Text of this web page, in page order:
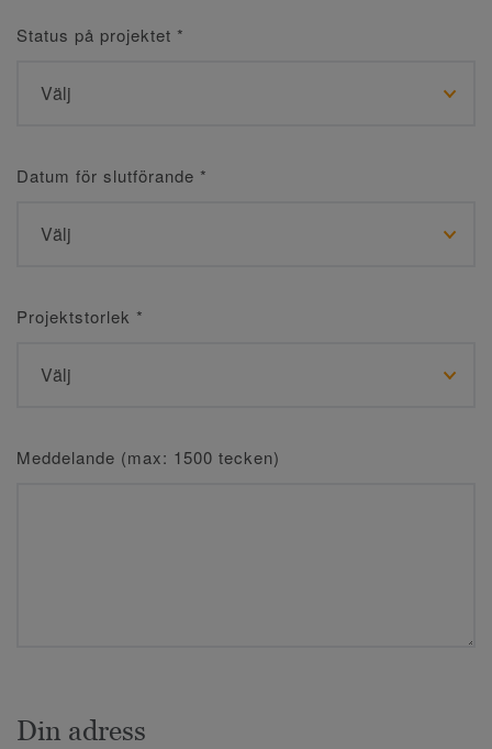
Status på projektet *
Datum för slutförande *
Projektstorlek *
Meddelande (max: 1500 tecken)
Din adress